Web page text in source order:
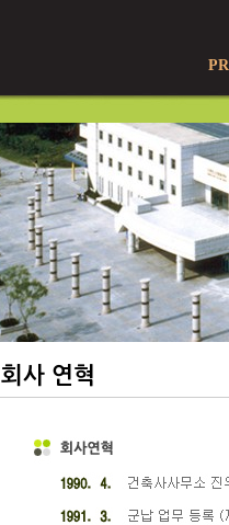
회사 연혁